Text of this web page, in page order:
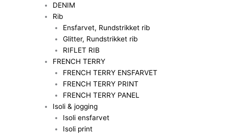
DENIM
Rib
Ensfarvet, Rundstrikket rib
Glitter, Rundstrikket rib
RIFLET RIB
FRENCH TERRY
FRENCH TERRY ENSFARVET
FRENCH TERRY PRINT
FRENCH TERRY PANEL
Isoli & jogging
Isoli ensfarvet
Isoli print